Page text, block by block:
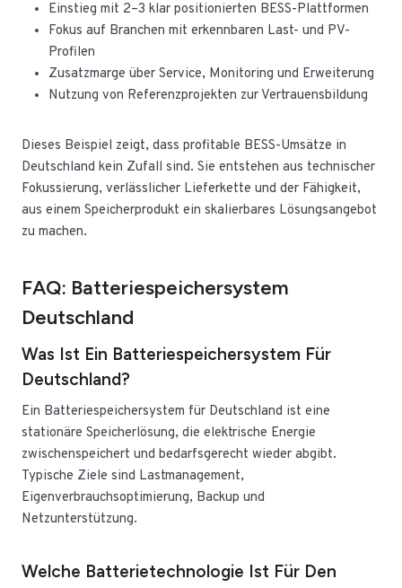
Einstieg mit 2–3 klar positionierten BESS-Plattformen
Fokus auf Branchen mit erkennbaren Last- und PV-
Profilen
Zusatzmarge über Service, Monitoring und Erweiterung
Nutzung von Referenzprojekten zur Vertrauensbildung
Dieses Beispiel zeigt, dass profitable BESS-Umsätze in
Deutschland kein Zufall sind. Sie entstehen aus technischer
Fokussierung, verlässlicher Lieferkette und der Fähigkeit,
aus einem Speicherprodukt ein skalierbares Lösungsangebot
zu machen.
FAQ: Batteriespeichersystem
Deutschland
Was Ist Ein Batteriespeichersystem Für
Deutschland?
Ein Batteriespeichersystem für Deutschland ist eine
stationäre Speicherlösung, die elektrische Energie
zwischenspeichert und bedarfsgerecht wieder abgibt.
Typische Ziele sind Lastmanagement,
Eigenverbrauchsoptimierung, Backup und
Netzunterstützung.
Welche Batterietechnologie Ist Für Den